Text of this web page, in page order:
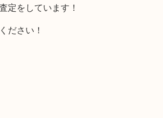
定をしています！
ださい！